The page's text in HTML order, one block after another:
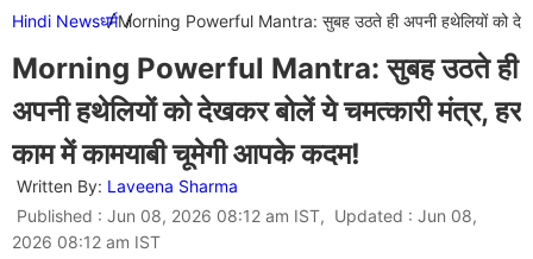
Hindi Newsधर्मMorning Powerful Mantra: सुबह उठते ही अपनी हथेलियों को
Morning Powerful Mantra: सुबह उठते ही
अपनी हथेलियों को देखकर बोलें ये चमत्कारी मंत्र, हर
काम में कामयाबी चूमेगी आपके कदम!
Written By: Laveena Sharma
Published : Jun 08, 2026 08:12 am IST, Updated : Jun 08,
2026 08:12 am IST